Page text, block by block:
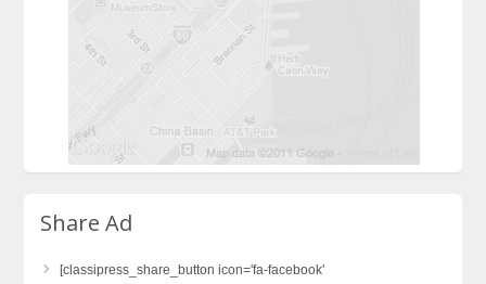
Share Ad
[classipress_share_button icon='fa-facebook'